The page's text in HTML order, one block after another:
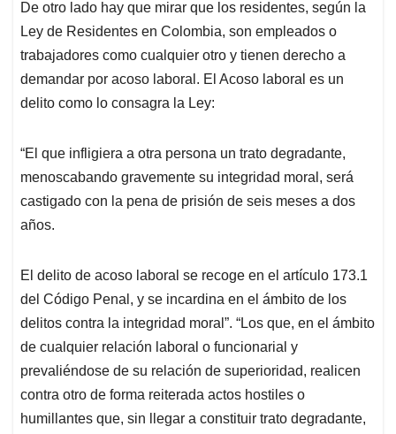
De otro lado hay que mirar que los residentes, según la
Ley de Residentes en Colombia, son empleados o
trabajadores como cualquier otro y tienen derecho a
demandar por acoso laboral. El Acoso laboral es un
delito como lo consagra la Ley:
“El que infligiera a otra persona un trato degradante,
menoscabando gravemente su integridad moral, será
castigado con la pena de prisión de seis meses a dos
años.
El delito de acoso laboral se recoge en el artículo 173.1
del Código Penal, y se incardina en el ámbito de los
delitos contra la integridad moral”. “Los que, en el ámbito
de cualquier relación laboral o funcionarial y
prevaliéndose de su relación de superioridad, realicen
contra otro de forma reiterada actos hostiles o
humillantes que, sin llegar a constituir trato degradante,